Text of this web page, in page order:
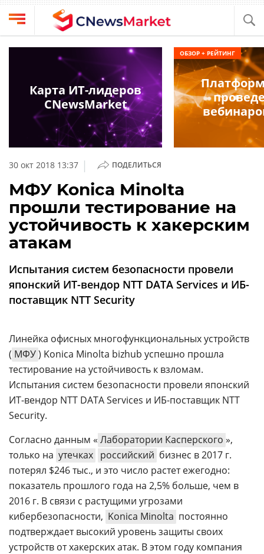
Выбрать
провайдера
Компании
обзоры
кабинет
О
проекте
CNews
Аналитика
Конференции
ТВ
издании
Реклама
Вакансии
Контакты
Telegram
Дзен
Rutube
CNews
Конференции
Техника
30 окт 2018 13:37 | ПОДЕЛИТЬСЯ
МФУ Konica Minolta
прошли тестирование на
устойчивость к хакерским
атакам
Испытания систем безопасности провели
японский ИТ-вендор NTT DATA Services и ИБ-
поставщик NTT Security
Линейка офисных многофункциональных устройств
( МФУ) Konica Minolta bizhub успешно прошла
тестирование на устойчивость к взломам.
Испытания систем безопасности провели японский
ИТ-вендор NTT DATA Services и ИБ-поставщик NTT
Security.
Согласно данным « Лаборатории Касперского »,
только на утечках российский бизнес в 2017 г.
потерял $246 тыс., и это число растет ежегодно:
показатель прошлого года на 2,5% больше, чем в
2016 г. В связи с растущими угрозами
кибербезопасности, Konica Minolta постоянно
подтверждает высокий уровень защиты своих
устройств от хакерских атак. В этом году компания
Карта ИТ-лидеров
CNewsMarket
ОБЗОР + РЕЙТИНГ